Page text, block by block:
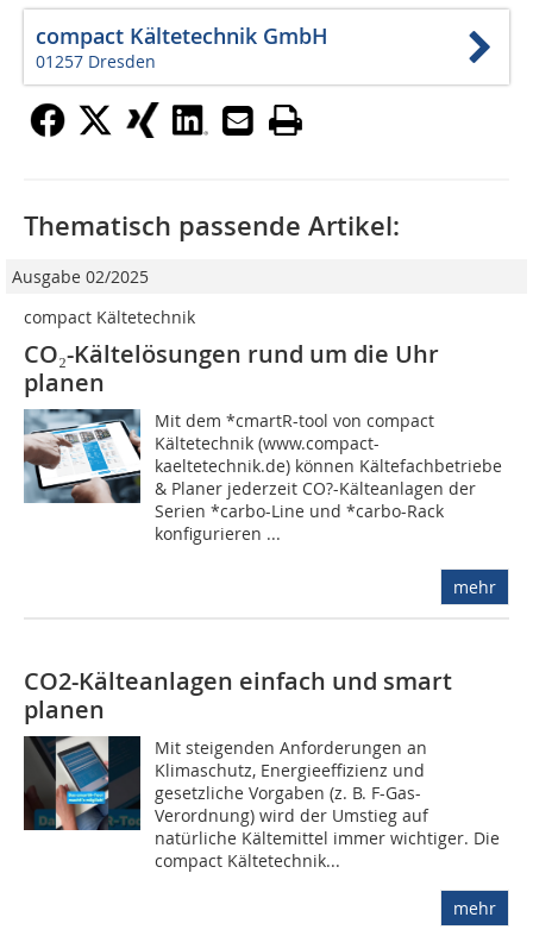
compact Kältetechnik GmbH
01257 Dresden
Thematisch passende Artikel:
Ausgabe 02/2025
compact Kältetechnik
CO₂-Kältelösungen rund um die Uhr
planen
Mit dem *cmartR-tool von compact
Kältetechnik (www.compact-
kaeltetechnik.de) können Kältefachbetriebe
& Planer jederzeit CO?-Kälteanlagen der
Serien *carbo-Line und *carbo-Rack
konfigurieren ...
mehr
CO2-Kälteanlagen einfach und smart
planen
Mit steigenden Anforderungen an
Klimaschutz, Energieeffizienz und
gesetzliche Vorgaben (z. B. F-Gas-
Verordnung) wird der Umstieg auf
natürliche Kältemittel immer wichtiger. Die
compact Kältetechnik...
mehr